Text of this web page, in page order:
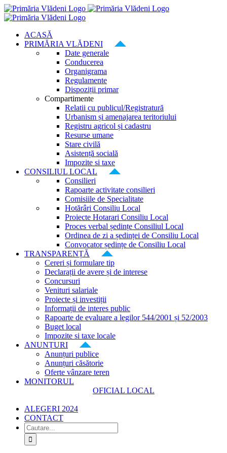
Skip
to
ACASĂ
PRIMĂRIA VLĂDENI
Date generale
Conducerea
Organigrama
Regulamente
Dispoziții primar
Compartimente
Relatii cu publicul/Registratură
Urbanism și amenajarea teritoriului
Registru agricol și cadastru
Resurse umane
Stare civilă
Asistență socială
Impozite si taxe
CONSILIUL LOCAL
Consilieri
Rapoarte activitate consilieri
Comisiile de Specialitate
Hotărâri Consiliu Local
Proiecte Hotarari Consiliu Local
Proces verbal ședințe Consiliul Local
Ordinea de zi a ședinței de Consiliu Local
Convocator ședințe de Consiliu Local
TRANSPARENȚĂ
Cereri și formulare tip
Declarații de avere și de interese
Concursuri
Venituri salariale
Proiecte și investiții
Informații de interes public
Rapoarte de evaluare a legilor 544/2001 și 52/2003
Buget local
Impozite si taxe locale
ANUNȚURI
Anunțuri publice
Anunțuri căsătorie
Oferte vânzare teren
MONITORUL
OFICIAL LOCAL
ALEGERI 2024
CONTACT
Cautare...